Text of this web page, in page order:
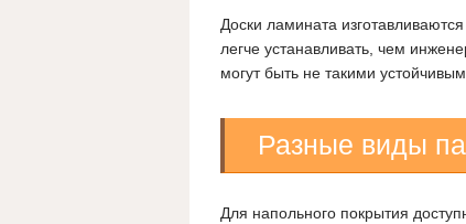
Доски ламината
легче устанавливать, чем
могут быть не такими
Разные виды
Для напольного покрытия